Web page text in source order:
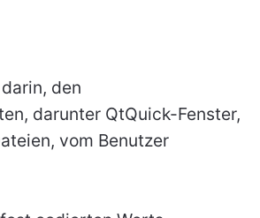
den
darunter QtQuick-Fenster,
vom Benutzer